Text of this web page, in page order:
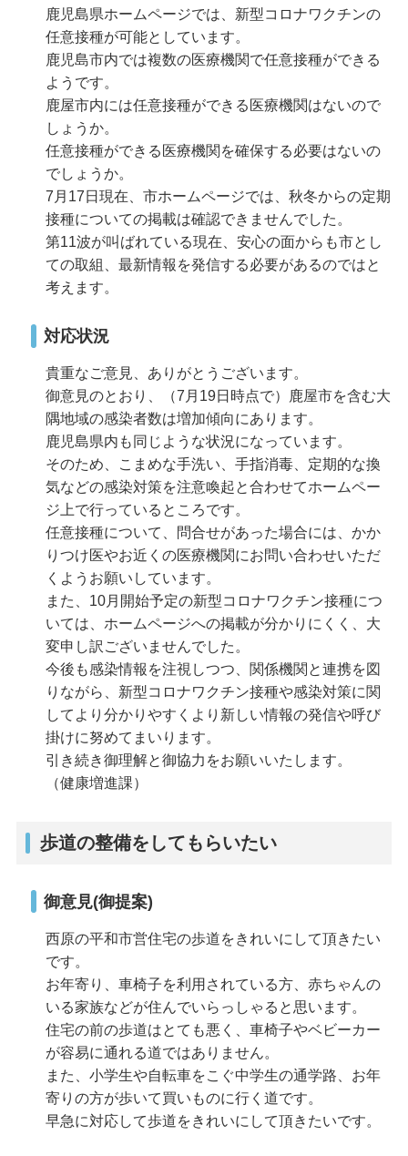
鹿児島県ホームページでは、新型コロナワクチンの
任意接種が可能としています。
鹿児島市内では複数の医療機関で任意接種ができる
ようです。
鹿屋市内には任意接種ができる医療機関はないので
しょうか。
任意接種ができる医療機関を確保する必要はないの
でしょうか。
7月17日現在、市ホームページでは、秋冬からの定期
接種についての掲載は確認できませんでした。
第11波が叫ばれている現在、安心の面からも市とし
ての取組、最新情報を発信する必要があるのではと
考えます。
対応状況
貴重なご意見、ありがとうございます。
御意見のとおり、（7月19日時点で）鹿屋市を含む大
隅地域の感染者数は増加傾向にあります。
鹿児島県内も同じような状況になっています。
そのため、こまめな手洗い、手指消毒、定期的な換
気などの感染対策を注意喚起と合わせてホームペー
ジ上で行っているところです。
任意接種について、問合せがあった場合には、かか
りつけ医やお近くの医療機関にお問い合わせいただ
くようお願いしています。
また、10月開始予定の新型コロナワクチン接種につ
いては、ホームページへの掲載が分かりにくく、大
変申し訳ございませんでした。
今後も感染情報を注視しつつ、関係機関と連携を図
りながら、新型コロナワクチン接種や感染対策に関
してより分かりやすくより新しい情報の発信や呼び
掛けに努めてまいります。
引き続き御理解と御協力をお願いいたします。
（健康増進課）
歩道の整備をしてもらいたい
御意見(御提案)
西原の平和市営住宅の歩道をきれいにして頂きたい
です。
お年寄り、車椅子を利用されている方、赤ちゃんの
いる家族などが住んでいらっしゃると思います。
住宅の前の歩道はとても悪く、車椅子やベビーカー
が容易に通れる道ではありません。
また、小学生や自転車をこぐ中学生の通学路、お年
寄りの方が歩いて買いものに行く道です。
早急に対応して歩道をきれいにして頂きたいです。